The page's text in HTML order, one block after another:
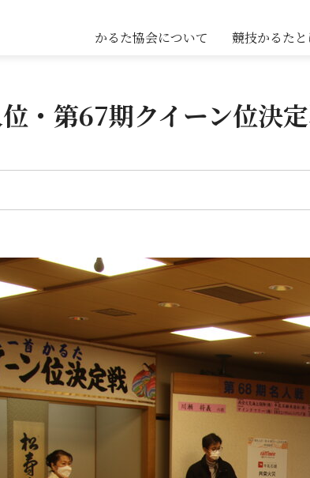
かるた協会について 競技かるた
・第67期クイーン位決